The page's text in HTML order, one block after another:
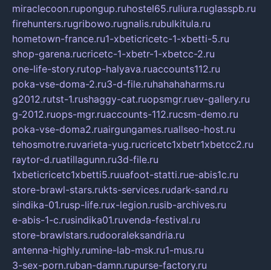
miraclecoon.rupongup.ruhostel65.ruliura.ruglasspb.ru
firehunters.rugribowo.rugnalis.rubulkitula.ru
hometown-france.ru1-xbeticricetc-1-xbetti-5.ru
shop-garena.rucricetc-1-xbetr-1-xbetcc-2.ru
one-life-story.rutop-halyava.ruaccounts112.ru
poka-vse-doma-2.ru3-d-file.ruhahahaharms.ru
g2012.rutst-1.rushaggy-cat.ruopsmgr.ruev-gallery.ru
g-2012.ruops-mgr.ruaccounts-112.rucsm-demo.ru
poka-vse-doma2.ruairgungames.ruallseo-host.ru
tehosmotre.ruvarieta-yug.rucricetc1xbetr1xbetcc2.ru
raytor-d.ruatillagunn.ru3d-file.ru
1xbeticricetc1xbetti5.ruuafoot-statti.rue-abis1c.ru
store-brawl-stars.rukts-services.rudark-sand.ru
sindika-01.rusp-life.rux-legion.rusib-archives.ru
e-abis-1-c.rusindika01.ruvenda-festival.ru
store-brawlstars.rudooraleksandria.ru
antenna-highly.rumine-lab-msk.ru1-mus.ru
3-sex-porn.ruban-damn.rupurse-factory.ru